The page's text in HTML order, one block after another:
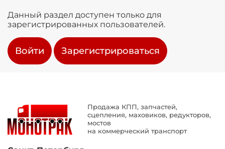
Данный раздел доступен только для
зарегистрированных пользователей.
Войти Зарегистрироваться
Продажа КПП, запчастей,
сцепления, маховиков, редукторов,
мостов
на коммерческий транспорт